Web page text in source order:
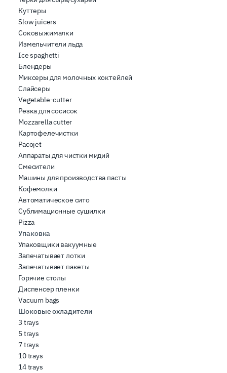
Куттеры
Slow juicers
Соковыжималки
Измельчители льда
Ice spaghetti
Блендеры
Миксеры для молочных коктейлей
Слайсеры
Vegetable-cutter
Резка для сосисок
Mozzarella cutter
Картофелечистки
Pacojet
Аппараты для чистки мидий
Смесители
Машины для производства пасты
Кофемолки
Автоматическое сито
Сублимационные сушилки
Pizza
Упаковка
Упаковщики вакуумные
Запечатывает лотки
Запечатывает пакеты
Горячие столы
Диспенсер пленки
Vacuum bags
Шоковые охладители
3 trays
5 trays
7 trays
10 trays
14 trays